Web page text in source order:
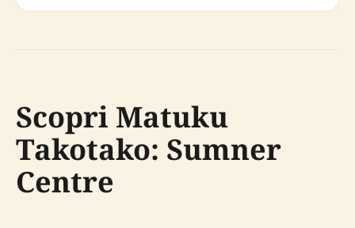
Scopri Matuku
Takotako: Sumner
Centre